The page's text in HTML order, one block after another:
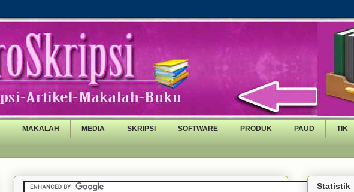
MAKALAH MEDIA SKRIPSI SOFTWARE PRODUK PAUD TIK
Statistik